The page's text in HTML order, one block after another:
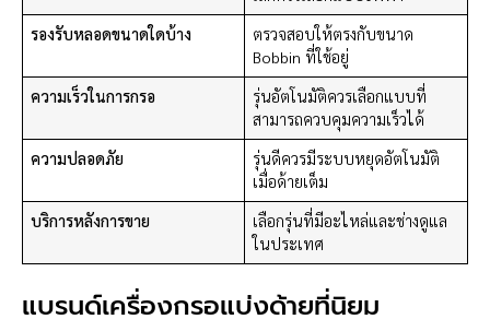
รองรับหลอดขนาดใดบ้าง
ตรวจสอบให้ตรงกับขนาด
Bobbin ที่ใช้อยู่
ความเร็วในการกรอ
รุ่นอัตโนมัติควรเลือกแบบที่
สามารถควบคุมความเร็วได้
ความปลอดภัย
รุ่นดีควรมีระบบหยุดอัตโนมัติ
เมื่อด้ายเต็ม
บริการหลังการขาย
เลือกรุ่นที่มีอะไหล่และช่างดูแล
ในประเทศ
แบรนด์เครื่องกรอแบ่งด้ายที่นิยม